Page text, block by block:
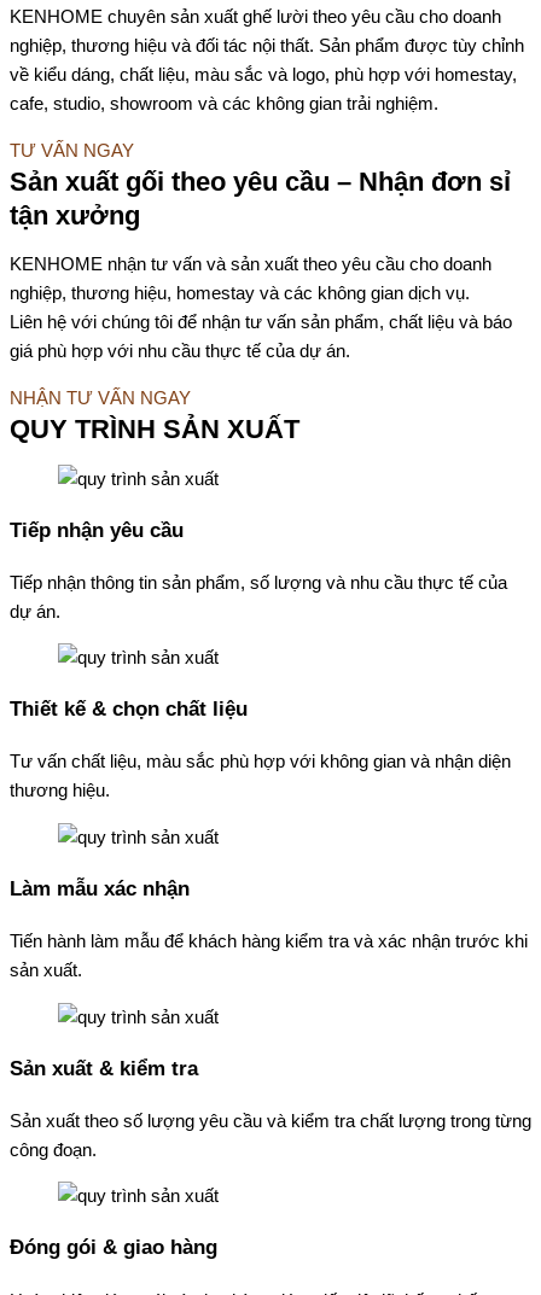
KENHOME chuyên sản xuất ghế lười theo yêu cầu cho doanh
nghiệp, thương hiệu và đối tác nội thất. Sản phẩm được tùy chỉnh
về kiểu dáng, chất liệu, màu sắc và logo, phù hợp với homestay,
cafe, studio, showroom và các không gian trải nghiệm.
TƯ VẤN NGAY
Sản xuất gối theo yêu cầu – Nhận đơn sỉ
tận xưởng
KENHOME nhận tư vấn và sản xuất theo yêu cầu cho doanh
nghiệp, thương hiệu, homestay và các không gian dịch vụ.
Liên hệ với chúng tôi để nhận tư vấn sản phẩm, chất liệu và báo
giá phù hợp với nhu cầu thực tế của dự án.
NHẬN TƯ VẤN NGAY
QUY TRÌNH SẢN XUẤT
Tiếp nhận yêu cầu
Tiếp nhận thông tin sản phẩm, số lượng và nhu cầu thực tế của
dự án.
Thiết kế & chọn chất liệu
Tư vấn chất liệu, màu sắc phù hợp với không gian và nhận diện
thương hiệu.
Làm mẫu xác nhận
Tiến hành làm mẫu để khách hàng kiểm tra và xác nhận trước khi
sản xuất.
Sản xuất & kiểm tra
Sản xuất theo số lượng yêu cầu và kiểm tra chất lượng trong từng
công đoạn.
Đóng gói & giao hàng